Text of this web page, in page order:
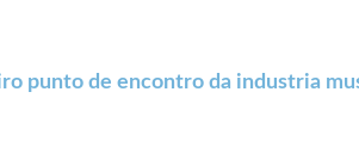
punto de encontro da industria